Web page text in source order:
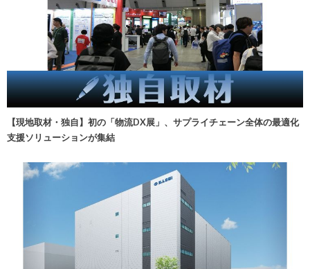
【現地取材・独自】初の「物流DX展」、サプライチェーン全体の最適化
支援ソリューションが集結